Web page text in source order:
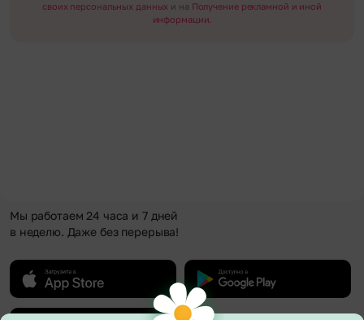
своих персональных данных и на Получение рекламной и иной
информации.
Мы работаем 24 часа и 7 дней
в неделю. Даже без перерыва!